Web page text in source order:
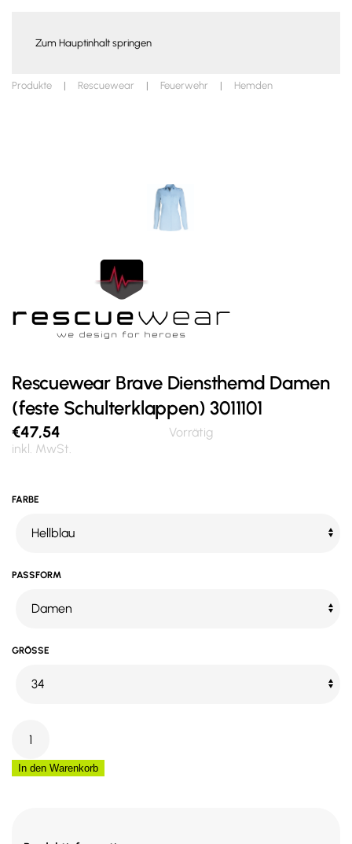
Zum Hauptinhalt springen
Produkte Rescuewear Feuerwehr Hemden
Rescuewear Brave Diensthemd Damen
(feste Schulterklappen) 3011101
€47,54
Vorrätig
inkl. MwSt.
FARBE
PASSFORM
GRÖSSE
Brave
Diensthemd
Damen
In den Warenkorb